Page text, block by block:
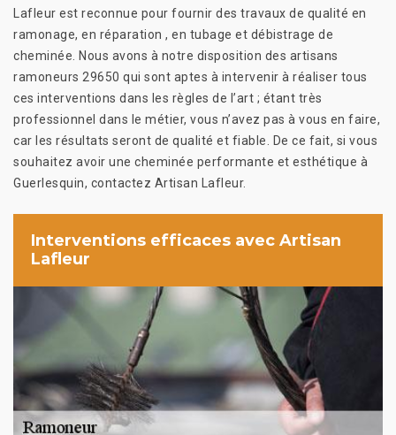
Lafleur est reconnue pour fournir des travaux de qualité en
ramonage, en réparation , en tubage et débistrage de
cheminée. Nous avons à notre disposition des artisans
ramoneurs 29650 qui sont aptes à intervenir à réaliser tous
ces interventions dans les règles de l’art ; étant très
professionnel dans le métier, vous n’avez pas à vous en faire,
car les résultats seront de qualité et fiable. De ce fait, si vous
souhaitez avoir une cheminée performante et esthétique à
Guerlesquin, contactez Artisan Lafleur.
Interventions efficaces avec Artisan
Lafleur